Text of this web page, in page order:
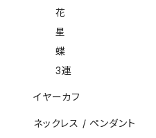
花
星
蝶
3連
イヤーカフ
ネックレス / ペンダント